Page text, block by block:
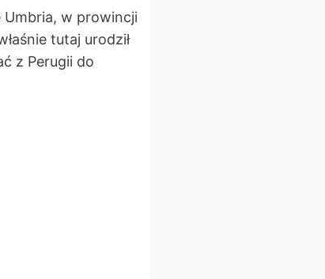
Umbria, w prowincji
tutaj urodził
z Perugii do